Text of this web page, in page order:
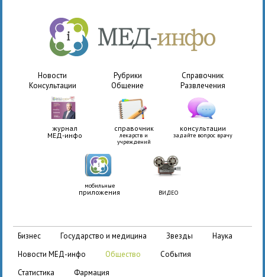
Новости Рубрики
Справочник
Консультации
Общение Развлечения
журнал
МЕД-инфо
справочник
лекарств и
учреждений
консультации
задайте вопрос врачу
мобильные
приложения ВИДЕО
бизнес государство и медицина звезды
наука
новости МЕД-инфо
общество
события
статистика
фармация